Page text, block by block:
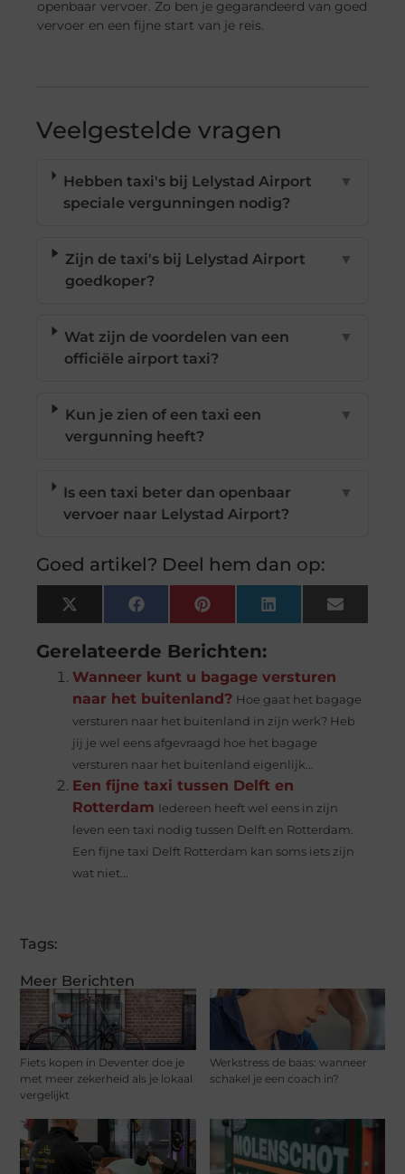
Meer Berichten
Fiets kopen in Deventer doe je
met meer zekerheid als je lokaal
vergelijkt
Werkstress de baas: wanneer
schakel je een coach in?
openbaar vervoer. Zo ben je gegarandeerd van goed
vervoer en een fijne start van je reis.
Veelgestelde vragen
Hebben taxi's bij Lelystad Airport
speciale vergunningen nodig?
▼
Zijn de taxi's bij Lelystad Airport
goedkoper?
▼
Wat zijn de voordelen van een
officiële airport taxi?
▼
Kun je zien of een taxi een
vergunning heeft?
▼
Is een taxi beter dan openbaar
vervoer naar Lelystad Airport?
▼
Goed artikel? Deel hem dan op:
X
(Twitter)
FacebookPinterestLinkedInEmail
Gerelateerde Berichten:
Wanneer kunt u bagage versturen
naar het buitenland? Hoe gaat het bagage
versturen naar het buitenland in zijn werk? Heb
jij je wel eens afgevraagd hoe het bagage
versturen naar het buitenland eigenlijk...
Een fijne taxi tussen Delft en
Rotterdam Iedereen heeft wel eens in zijn
leven een taxi nodig tussen Delft en Rotterdam.
Een fijne taxi Delft Rotterdam kan soms iets zijn
wat niet...
Tags: